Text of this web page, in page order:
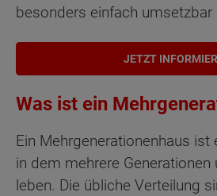
besonders einfach umsetzbar
JETZT
Was ist ein
Ein Mehrgenerationenhaus ist
in dem mehrere Generationen
leben. Die übliche Verteilung